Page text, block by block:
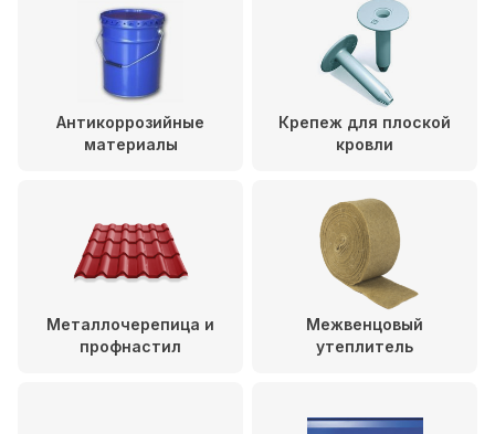
Антикоррозийные
материалы
Крепеж для плоской
кровли
Металлочерепица и
профнастил
Межвенцовый
утеплитель